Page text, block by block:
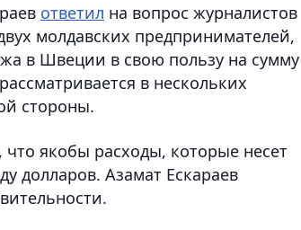
ответил на вопрос журналистов
молдавских предпринимателей,
в Швеции в свою пользу на сумму
в нескольких
стороны.
якобы расходы, которые несет
долларов. Азамат Ескараев